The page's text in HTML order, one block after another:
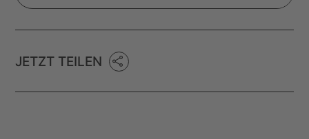
JETZT TEILEN